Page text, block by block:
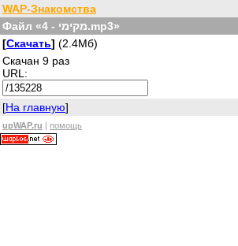
WAP-Знакомства
Файл «מקימי - 4.mp3»
[Скачать] (2.4Мб)
Скачан 9 раз
URL:
[На главную]
upWAP.ru | помощь